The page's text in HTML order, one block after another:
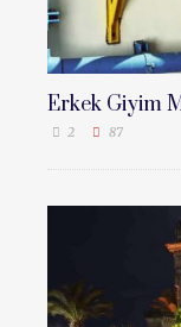
Erkek Giyim
2 87